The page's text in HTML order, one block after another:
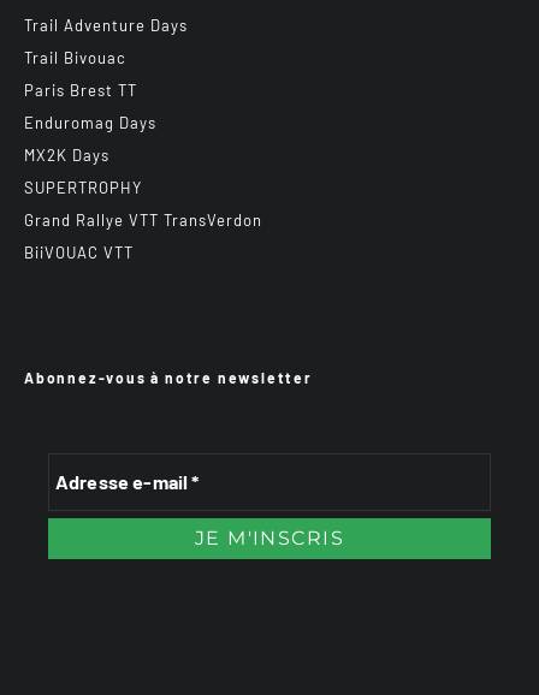
Trail Adventure Days
Trail Bivouac
Paris Brest TT
Enduromag Days
MX2K Days
SUPERTROPHY
Grand Rallye VTT TransVerdon
BiiVOUAC VTT
Abonnez-vous à notre newsletter